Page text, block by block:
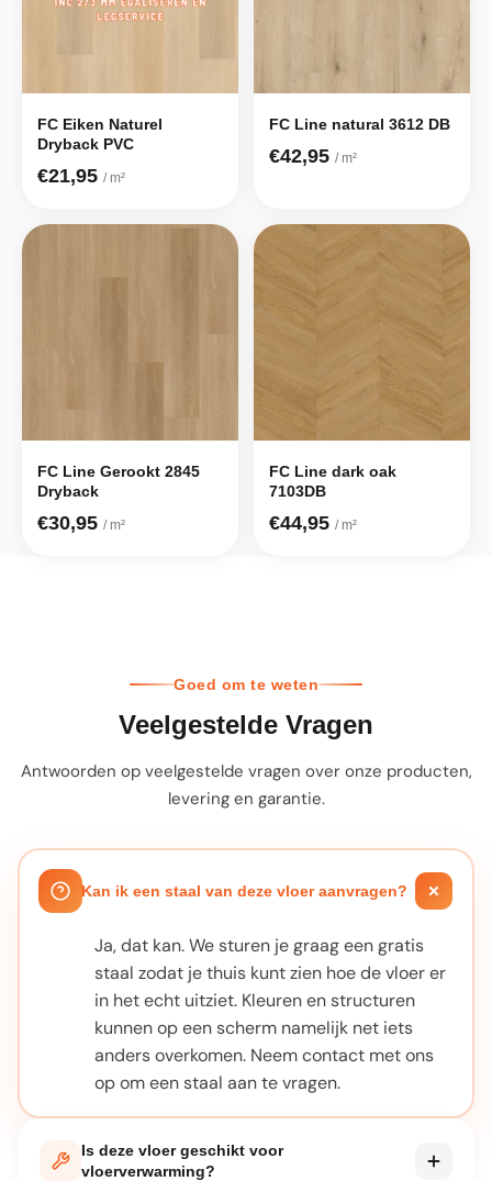
FC Eiken Naturel
Dryback PVC
€21,95 / m²
FC Line natural 3612 DB
€42,95 / m²
FC Line Gerookt 2845
Dryback
€30,95 / m²
FC Line dark oak
7103DB
€44,95 / m²
Goed om te weten
Veelgestelde Vragen
Antwoorden op veelgestelde vragen over onze producten,
levering en garantie.
Kan ik een staal van deze vloer aanvragen?
Ja, dat kan. We sturen je graag een gratis
staal zodat je thuis kunt zien hoe de vloer er
in het echt uitziet. Kleuren en structuren
kunnen op een scherm namelijk net iets
anders overkomen. Neem contact met ons
op om een staal aan te vragen.
Is deze vloer geschikt voor
vloerverwarming?